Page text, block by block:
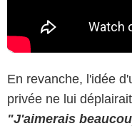
En revanche, l'idée
privée ne lui
"J'aimerais